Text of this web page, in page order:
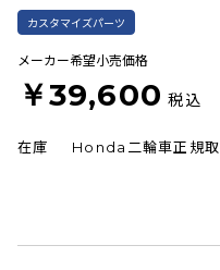
カスタマイズパーツ
メーカー希望小売価格
￥39,600 税込
在庫 Honda二輪車正規